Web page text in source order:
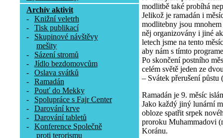
Archív aktivit
-
Knižní veletrh
-
Tisk publikací
-
Skupinové návštěvy
mešity
-
Sázení stromů
-
Jídlo bezdomovcům
-
Oslava svátků
-
Ramadán
-
Pouť do Mekky
-
Spolupráce s Fajr Center
-
Darování krve
-
Darování tabletů
-
Konference Společně
proti terorismu
modlitbě také probíhá
Jelikož je ramadán i
modlitebny jsou
něj organizovány i jiné
letech jsme na tento
aby nám s tímto
Po skončení postního
celém světě jeden ze
– Svátek přerušení půstu
Ramadán je 9. měsíc
Jako každý jiný lunární
obloze spatřit srpek
proroku Muhammadovi
Koránu.